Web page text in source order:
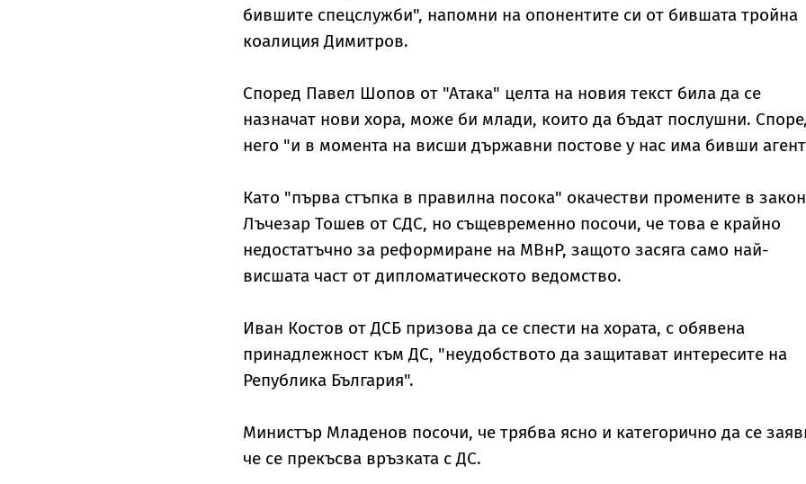
бившите спецслужби", напомни на опонентите си от бившата тройна
коалиция Димитров.
Според Павел Шопов от "Атака" целта на новия текст била да се
назначат нови хора, може би млади, които да бъдат послушни.
него "и в момента на висши държавни постове у нас има бивши
Като "първа стъпка в правилна посока" окачестви промените в
Лъчезар Тошев от СДС, но същевременно посочи, че това е крайно
недостатъчно за реформиране на МВнР, защото засяга само най-
висшата част от дипломатическото ведомство.
Иван Костов от ДСБ призова да се спести на хората, с обявена
принадлежност към ДС, "неудобството да защитават интересите на
Република България".
Министър Младенов посочи, че трябва ясно и категорично да се
че се прекъсва връзката с ДС.